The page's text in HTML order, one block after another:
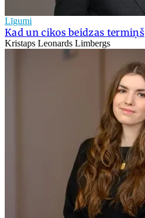
Līgumi
Kad un cikos beidzas termiņš
Kristaps Leonards Limbergs